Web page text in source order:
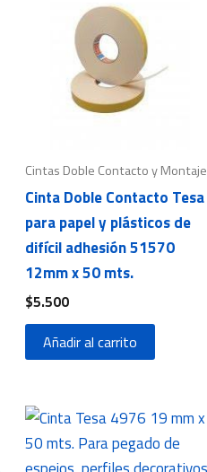
Cintas Doble Contacto y Montaje
Cinta Doble Contacto Tesa
para papel y plásticos de
difícil adhesión 51570
12mm x 50 mts.
$5.500
Añadir al carrito